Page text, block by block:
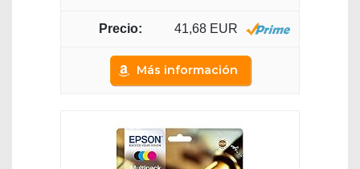
41,68 EUR
Más información